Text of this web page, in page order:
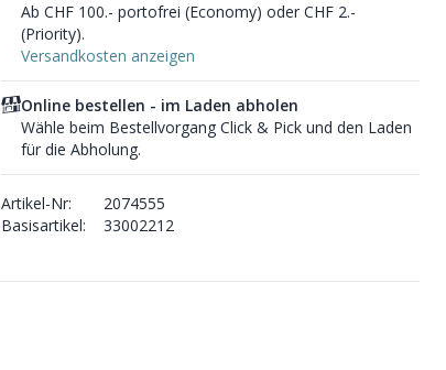
Ab CHF 100.- portofrei (Economy) oder CHF 2.-
(Priority).
Versandkosten anzeigen
Online bestellen - im Laden abholen
Wähle beim Bestellvorgang Click & Pick und den Laden
für die Abholung.
Artikel-Nr:
2074555
Basisartikel:
33002212